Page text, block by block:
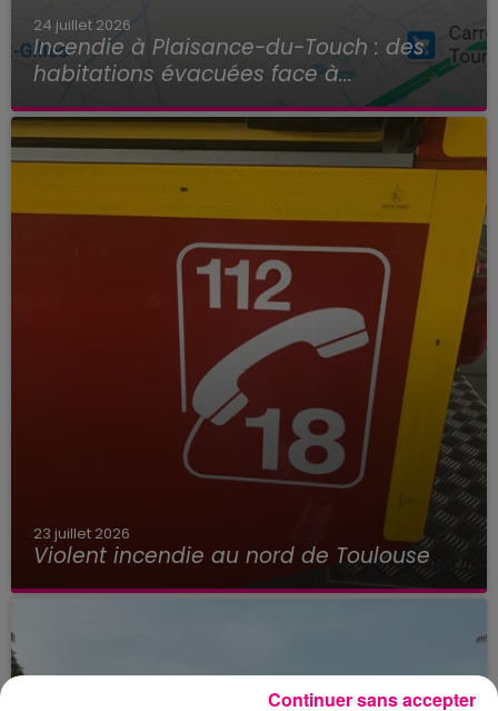
24 juillet 2026
Incendie à Plaisance-du-Touch : des
habitations évacuées face à...
23 juillet 2026
Violent incendie au nord de Toulouse
Continuer sans accepter